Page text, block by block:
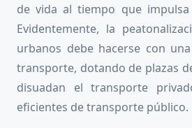
de vida al tiempo que
Evidentemente, la
urbanos debe hacerse con
transporte, dotando de plazas
disuadan el transporte
eficientes de transporte público.